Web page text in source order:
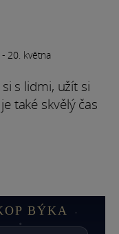
20. května
s lidmi, užít si
také skvělý čas
BÝKA